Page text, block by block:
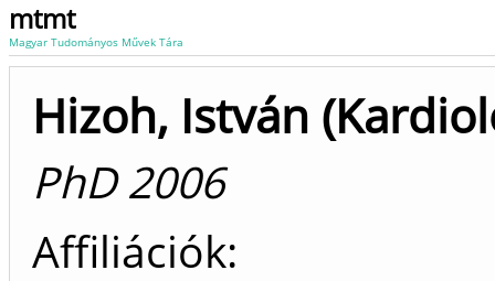
mtmt
Magyar Tudományos Művek Tára
Hizoh, István
PhD 2006
Affiliációk